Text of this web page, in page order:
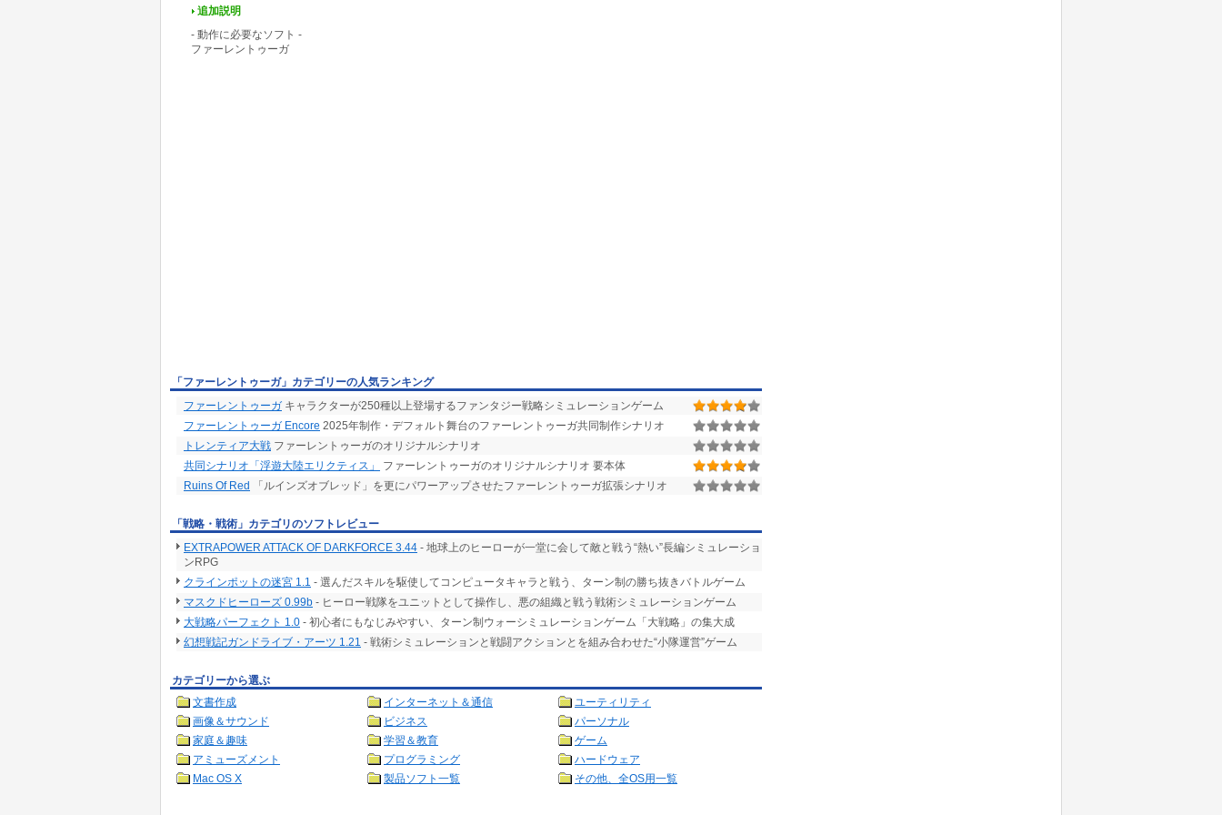
追加説明
- 動作に必要なソフト -
ファーレントゥーガ
「ファーレントゥーガ」カテゴリーの人気ランキング
ファーレントゥーガ キャラクターが250種以上登場するファンタジー戦略シミュレーションゲーム
ファーレントゥーガ Encore 2025年制作・デフォルト舞台のファーレントゥーガ共同制作シナリオ
トレンティア大戦 ファーレントゥーガのオリジナルシナリオ
共同シナリオ「浮遊大陸エリクティス」
ファーレントゥーガのオリジナルシナリオ 要本体
Ruins Of Red 「ルインズオブレッド」を更にパワーアップさせたファーレントゥーガ拡張シナリオ
「戦略・戦術」カテゴリのソフトレビュー
EXTRAPOWER ATTACK OF DARKFORCE 3.44 - 地球上のヒーローが一堂に会して敵と戦う“熱い”長編シミュレーショ
ンRPG
クラインポットの迷宮 1.1 - 選んだスキルを駆使してコンピュータキャラと戦う、ターン制の勝ち抜きバトルゲーム
マスクドヒーローズ 0.99b - ヒーロー戦隊をユニットとして操作し、悪の組織と戦う戦術シミュレーションゲーム
大戦略パーフェクト 1.0 - 初心者にもなじみやすい、ターン制ウォーシミュレーションゲーム「大戦略」の集大成
幻想戦記ガンドライブ・アーツ 1.21 - 戦術シミュレーションと戦闘アクションとを組み合わせた“小隊運営”ゲーム
カテゴリーから選ぶ
文書作成
インターネット＆通信
ユーティリティ
画像＆サウンド
ビジネス
パーソナル
家庭＆趣味
学習＆教育
ゲーム
アミューズメント
プログラミング
ハードウェア
Mac OS X
製品ソフト一覧 その他、全OS用一覧